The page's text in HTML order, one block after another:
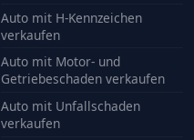
Auto mit H-Kennzeichen
verkaufen
Auto mit Motor- und
Getriebeschaden verkaufen
Auto mit Unfallschaden
verkaufen